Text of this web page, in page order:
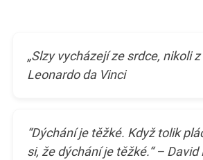
„Slzy vycházejí ze srdce, nikoli
Leonardo da Vinci
“Dýchání je těžké. Když tolik
si, že dýchání je těžké.“ –